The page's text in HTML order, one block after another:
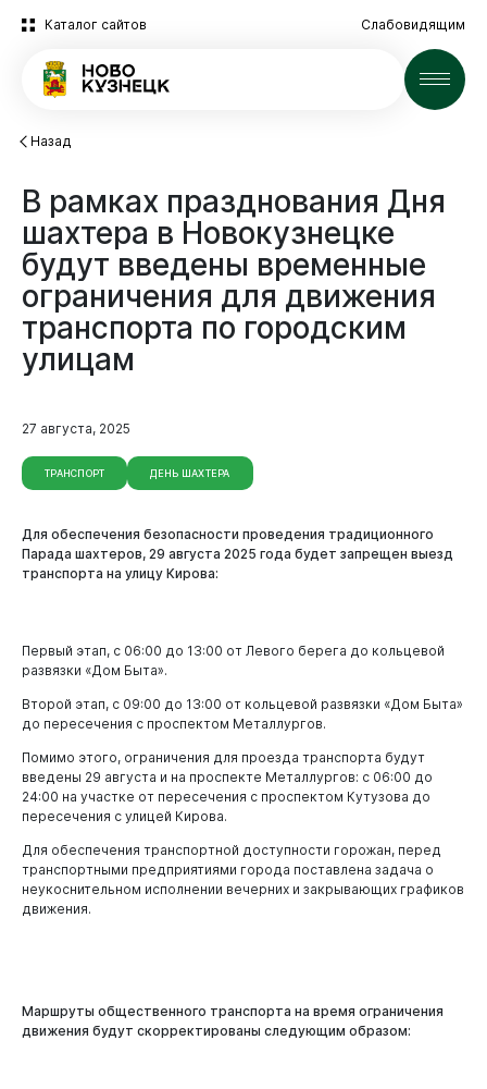
Каталог сайтов Слабовидящим
Новости
Назад
В рамках празднования Дня
шахтера в Новокузнецке
будут введены временные
ограничения для движения
транспорта по городским
улицам
27 августа, 2025
ТРАНСПОРТ ДЕНЬ ШАХТЕРА
Для обеспечения безопасности проведения традиционного
Парада шахтеров, 29 августа 2025 года будет запрещен выезд
транспорта на улицу Кирова:
Первый этап, с 06:00 до 13:00 от Левого берега до кольцевой
развязки «Дом Быта».
Второй этап, с 09:00 до 13:00 от кольцевой развязки «Дом Быта»
до пересечения с проспектом Металлургов.
Помимо этого, ограничения для проезда транспорта будут
введены 29 августа и на проспекте Металлургов: с 06:00 до
24:00 на участке от пересечения с проспектом Кутузова до
пересечения с улицей Кирова.
Для обеспечения транспортной доступности горожан, перед
транспортными предприятиями города поставлена задача о
неукоснительном исполнении вечерних и закрывающих графиков
движения.
Маршруты общественного транспорта на время ограничения
движения будут скорректированы следующим образом: